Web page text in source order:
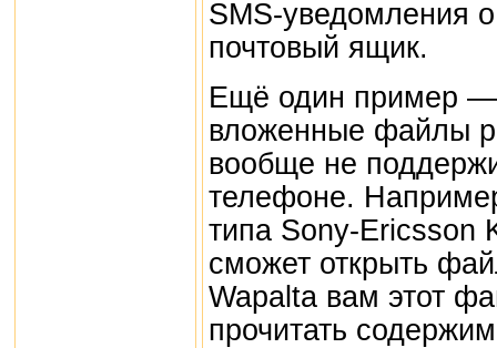
SMS-уведомления
почтовый ящик.
Ещё один пример —
вложенные файлы
вообще не
телефоне.
типа Sony-Ericsson
сможет открыть
Wapalta вам этот
прочитать